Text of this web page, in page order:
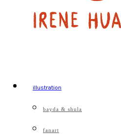
illustration
bayda & shula
fanart